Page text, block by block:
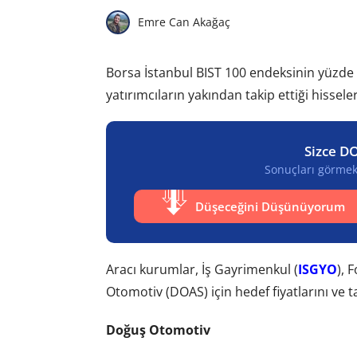
Emre Can Akağaç
Borsa İstanbul BIST 100 endeksinin
yatırımcıların yakından takip ettiği
Sizce
Sonuçları
Düşeceğini Düşünüyorum
Aracı kurumlar, İş Gayrimenkul (ISGYO),
Otomotiv (DOAS) için hedef fiyatlarını ve
Doğuş Otomotiv